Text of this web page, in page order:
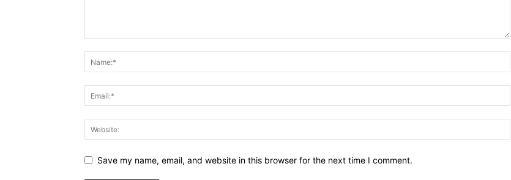
Save my name, email, and website in this browser for the next time I comment.